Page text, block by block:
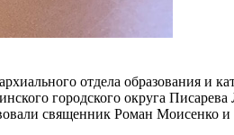
отдела образования и
городского округа
священник Роман Моисенко и